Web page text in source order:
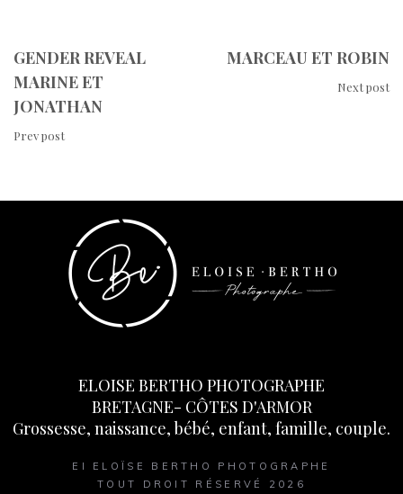
GENDER REVEAL
MARINE ET
JONATHAN
Prev post
MARCEAU ET ROBIN
Next post
ELOISE BERTHO PHOTOGRAPHE
BRETAGNE- CÔTES D'ARMOR
Grossesse, naissance, bébé, enfant, famille, couple.
EI ELOÏSE BERTHO PHOTOGRAPHE
TOUT DROIT RÉSERVÉ 2026